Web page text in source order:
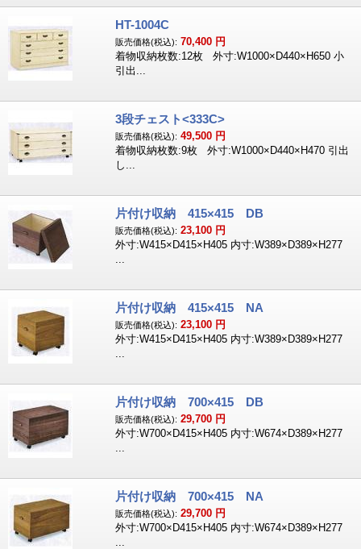
HT-1004C
販売価格(税込): 70,400 円
着物収納枚数:12枚 外寸:W1000×D440×H650 小
引出...
3段チェスト<333C>
販売価格(税込): 49,500 円
着物収納枚数:9枚 外寸:W1000×D440×H470 引出
し...
片付け収納 415×415 DB
販売価格(税込): 23,100 円
外寸:W415×D415×H405 内寸:W389×D389×H277
...
片付け収納 415×415 NA
販売価格(税込): 23,100 円
外寸:W415×D415×H405 内寸:W389×D389×H277
...
片付け収納 700×415 DB
販売価格(税込): 29,700 円
外寸:W700×D415×H405 内寸:W674×D389×H277
...
片付け収納 700×415 NA
販売価格(税込): 29,700 円
外寸:W700×D415×H405 内寸:W674×D389×H277
...